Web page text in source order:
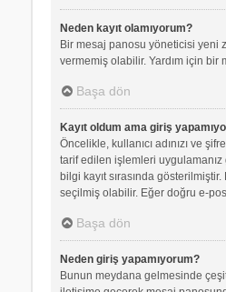
Neden kayıt olamıyorum?
Bir mesaj panosu yöneticisi yeni
vermemiş olabilir. Yardım için
Başa dön
Kayıt oldum ama giriş
Öncelikle, kullanıcı adınızı ve
tarif edilen işlemleri uygulamanız
bilgi kayıt sırasında
seçilmiş olabilir. Eğer doğru e-
Başa dön
Neden giriş yapamıyorum?
Bunun meydana gelmesinde